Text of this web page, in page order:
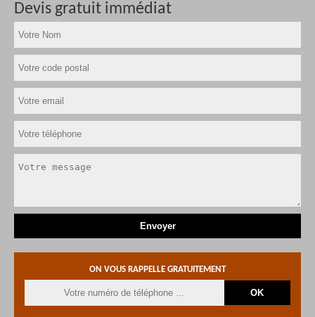
Devis gratuit immédiat
ON VOUS RAPPELLE GRATUITEMENT